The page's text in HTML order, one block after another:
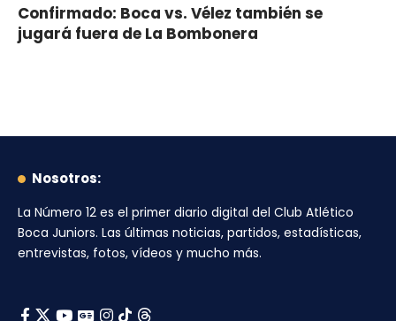
Confirmado: Boca vs. Vélez también se
jugará fuera de La Bombonera
Nosotros:
La Número 12 es el primer diario digital del Club Atlético
Boca Juniors. Las últimas noticias, partidos, estadísticas,
entrevistas, fotos, vídeos y mucho más.